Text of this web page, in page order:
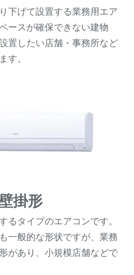
下げて設置する業務用エア
ースが確保できない建物
置したい店舗・事務所など
す。
掛形
るタイプのエアコンです。
一般的な形状ですが、業務
があり、小規模店舗などで